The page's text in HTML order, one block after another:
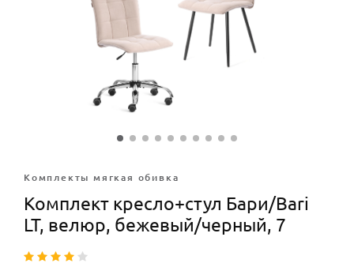
Комплекты мягкая обивка
Комплект кресло+стул Бари/Bari
LT, велюр, бежевый/черный, 7